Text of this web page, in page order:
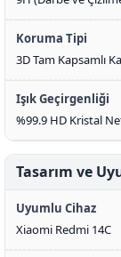
Koruma Tipi
3D Tam Kapsamlı
Işık Geçirgenliği
%99.9 HD Kristal
Tasarım ve
Uyumlu Cihaz
Xiaomi Redmi 14C